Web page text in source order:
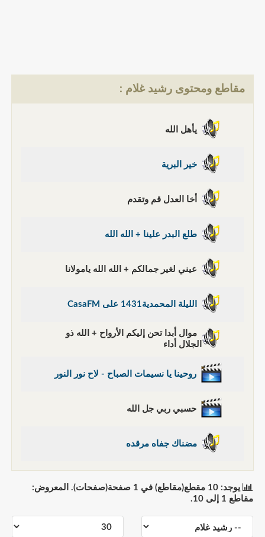
مقاطع ومحتوى رشيد غلام :
يأهل الله
خير البرية
أخا العدل قم وتقدم
طلع البدر علينا + الله الله
عيني لغير جمالكم + الله الله يامولانا
الليلة المحمدية1431 على CasaFM
موال أبدا تحن إليكم الأرواح + الله ذو
الجلال أداء
روحينا يا نسيمات الصباح - لاح نور النور
حسبي ربي جل الله
مضناك جفاه مرقده
يوجد: 10 مقطع(مقاطع) في 1 صفحة(صفحات). المعروض:
مقاطع 1 إلى 10.